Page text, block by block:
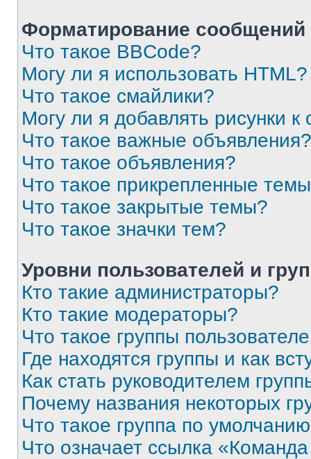
Форматирование
Что такое BBCode?
Могу ли я использовать HTML?
Что такое смайлики?
Могу ли я добавлять рисунки
Что такое важные объявления?
Что такое объявления?
Что такое прикрепленные
Что такое закрытые темы?
Что такое значки тем?
Уровни пользователей и
Кто такие администраторы?
Кто такие модераторы?
Что такое группы
Где находятся группы и как
Как стать руководителем
Почему названия некоторых
Что такое группа по
Что означает ссылка